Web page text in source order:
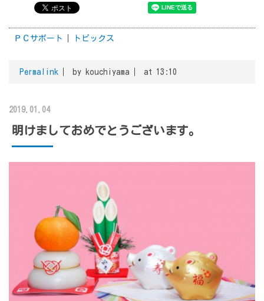
ＰＣサポート トピックス
Permalink by kouchiyama at 13:10
2019.01.04
明けましておめでとうございます。